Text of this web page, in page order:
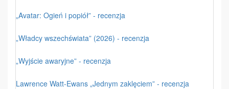
„Avatar: Ogień i popiół” - recenzja
„Władcy wszechświata” (2026) - recenzja
„Wyjście awaryjne” - recenzja
Lawrence Watt-Ewans „Jednym zaklęciem” - recenzja